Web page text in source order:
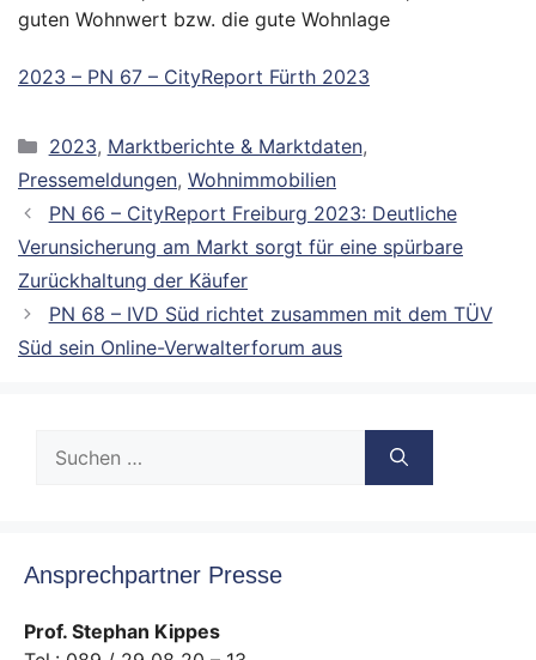
guten Wohnwert bzw. die gute Wohnlage
2023 – PN 67 – CityReport Fürth 2023
Kategorien
2023, Marktberichte & Marktdaten,
Pressemeldungen, Wohnimmobilien
PN 66 – CityReport Freiburg 2023: Deutliche
Verunsicherung am Markt sorgt für eine spürbare
Zurückhaltung der Käufer
PN 68 – IVD Süd richtet zusammen mit dem TÜV
Süd sein Online-Verwalterforum aus
nach:
Ansprechpartner Presse
Prof. Stephan Kippes